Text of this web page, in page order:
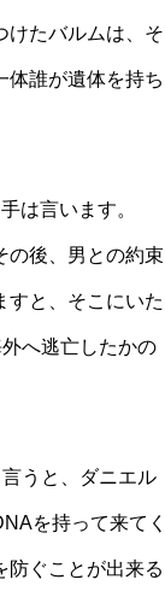
けたバルムは、そ
体誰が遺体を持ち
は言います。
の後、男との約束
すと、そこにいた
へ逃亡したかの
うと、ダニエル
を持って来てく
防ぐことが出来る